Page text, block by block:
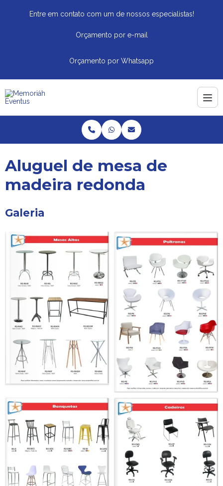
Entre em contato com um de nossos especialistas!
Orçamento por e-mail
Orçamento por Whatsapp
Aluguel de mesa de
madeira redonda
Galeria